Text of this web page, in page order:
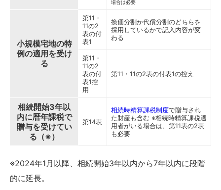
場合は必要
小規模宅地の特
例の適用を受け
る
第11・
11の2
表の付
表1
換価分割か代償分割のどちらを
採用しているかで記入内容が変
わる
第11・
11の2
表の付
表1控
用
第11・11の2表の付表1の控え
相続開始3年以
内に暦年課税で
贈与を受けてい
る（※）
第14表
相続時精算課税制度で贈与され
た財産も含む ※相続時精算課税適
用者がいる場合は、第11表の2表
も必要
※2024年1月以降、相続開始3年以内から7年以内に段階
的に延長。